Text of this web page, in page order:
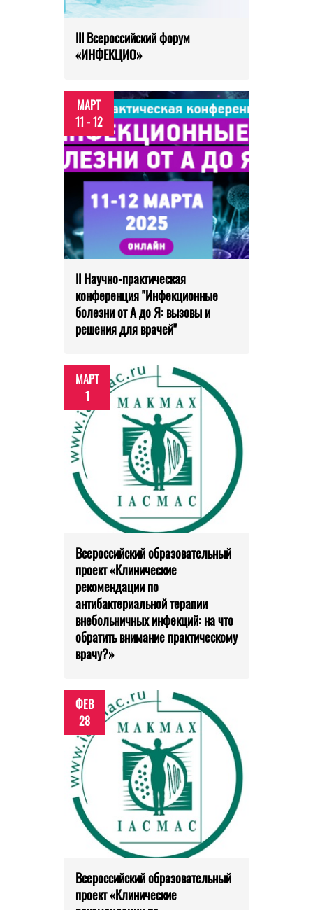
III Всероссийский форум
«ИНФЕКЦИО»
МАРТ
11 - 12
II Научно-практическая
конференция "Инфекционные
болезни от А до Я: вызовы и
решения для врачей"
МАРТ
1
Всероссийский образовательный
проект «Клинические
рекомендации по
антибактериальной терапии
внебольничных инфекций: на что
обратить внимание практическому
врачу?»
ФЕВ
28
Всероссийский образовательный
проект «Клинические